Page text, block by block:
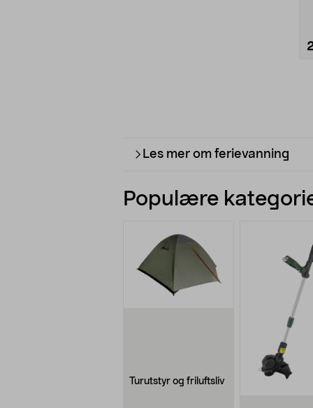
Les mer om ferievanning
Populære
Turutstyr og friluftsliv